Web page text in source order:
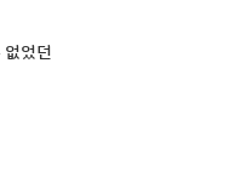
없었던